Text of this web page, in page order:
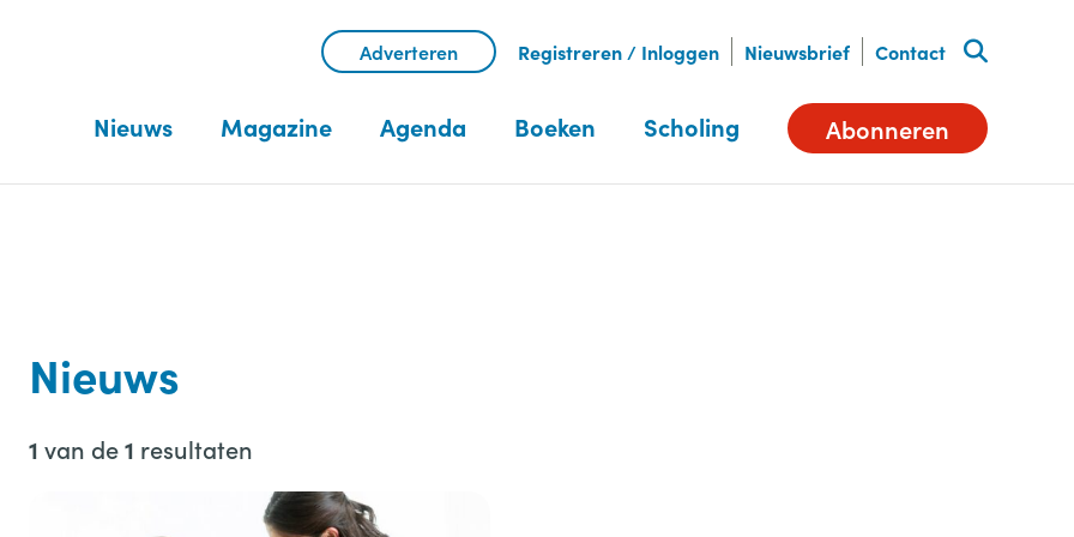
Adverteren Registreren / Inloggen Nieuwsbrief Contact
Nieuws Magazine Agenda Boeken Scholing Abonneren
Nieuws
1 van de1 resultaten